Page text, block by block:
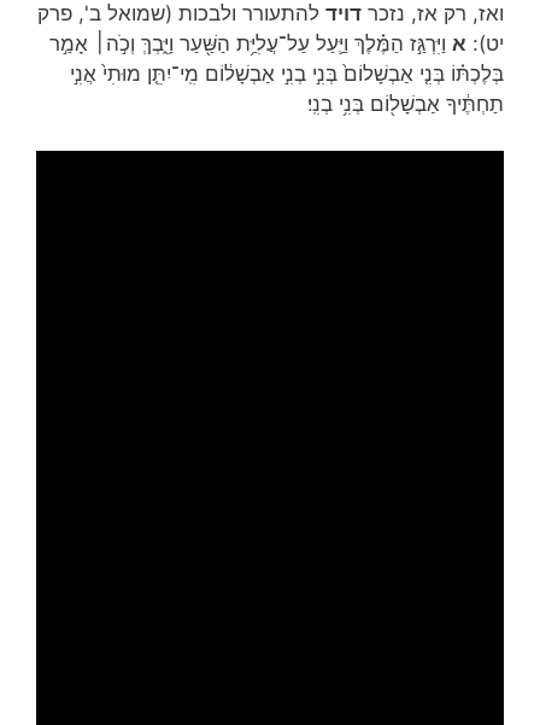
ואז, רק אז, נזכר דויד להתעורר ולבכות (שמואל ב', פרק
יט): א וַיִּרְגַּ֣ז הַמֶּ֗לֶךְ וַיַּ֛עַל עַל־עֲלִיַּ֥ת הַשַּׁ֖עַר וַיֵּ֑בְךְּ וְכֹ֣ה׀ אָמַ֣ר
בְּלֶכְתּ֗וֹ בְּנִ֤י אַבְשָׁלוֹם֙ בְּנִ֣י בְנִ֣י אַבְשָׁל֔וֹם מִֽי־יִתֵּ֤ן מוּתִי֙ אֲנִ֣י
תַחְתֶּ֔יךָ אַבְשָׁל֖וֹם בְּנִ֥י בְנִֽי׃